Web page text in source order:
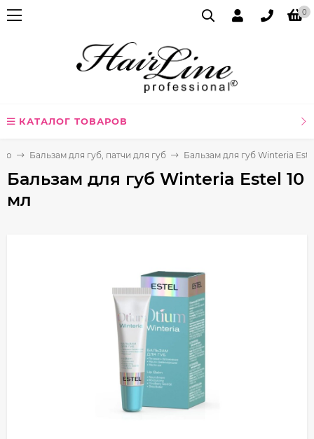
0
КАТАЛОГ ТОВАРОВ
Бальзам для губ, патчи для губ Бальзам для губ Winteria
Бальзам для губ Winteria Estel 10
мл